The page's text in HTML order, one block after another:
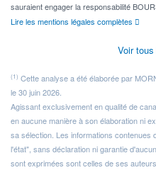
sauraient engager la responsabilité
Lire les mentions légales complètes
Voir
(1) Cette analyse a été élaborée par
le 30 juin 2026.
Agissant exclusivement en qualité de
en aucune manière à son élaboration ni
sa sélection. Les informations
l'état", sans déclaration ni garantie
sont exprimées sont celles de ses